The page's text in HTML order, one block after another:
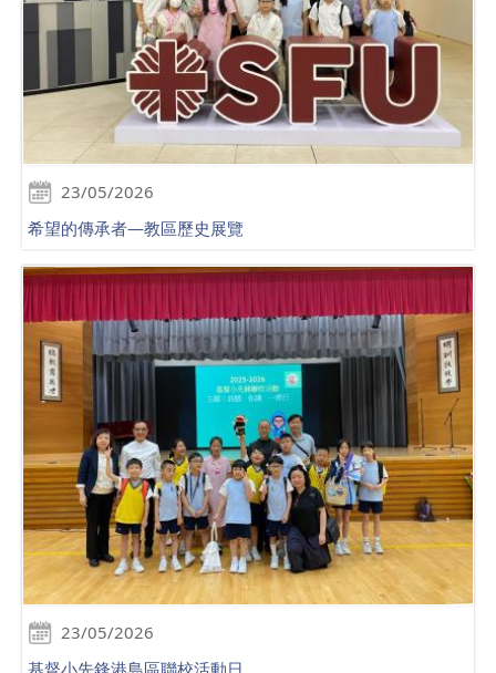
23/05/2026
希望的傳承者—教區歷史展覽
23/05/2026
基督小先鋒港島區聯校活動日